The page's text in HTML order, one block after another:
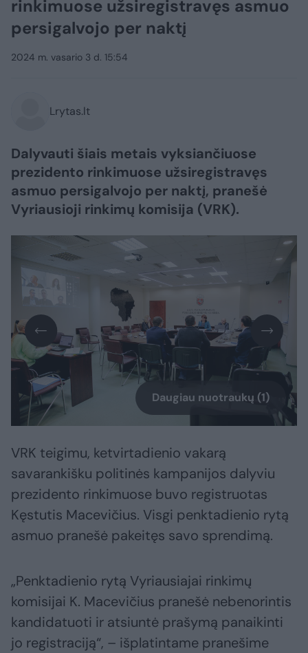
rinkimuose užsiregistravęs asmuo
persigalvojo per naktį
2024 m. vasario 3 d. 15:54
Lrytas.lt
Dalyvauti šiais metais vyksiančiuose
prezidento rinkimuose užsiregistravęs
asmuo persigalvojo per naktį, pranešė
Vyriausioji rinkimų komisija (VRK).
Daugiau nuotraukų (1)
VRK teigimu, ketvirtadienio vakarą
savarankišku politinės kampanijos dalyviu
prezidento rinkimuose buvo registruotas
Kęstutis Macevičius. Visgi penktadienio rytą
asmuo pranešė pakeitęs savo sprendimą.
„Penktadienio rytą Vyriausiajai rinkimų
komisijai K. Macevičius pranešė nebenorintis
kandidatuoti ir atsiuntė prašymą panaikinti
jo registraciją“, – išplatintame pranešime